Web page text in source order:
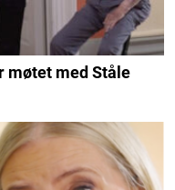
møtet med Ståle